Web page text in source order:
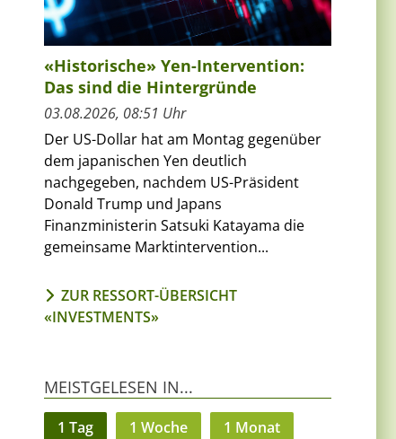
«Historische» Yen-Intervention:
Das sind die Hintergründe
03.08.2026, 08:51 Uhr
Der US-Dollar hat am Montag gegenüber
dem japanischen Yen deutlich
nachgegeben, nachdem US-Präsident
Donald Trump und Japans
Finanzministerin Satsuki Katayama die
gemeinsame Marktintervention...
ZUR RESSORT-ÜBERSICHT
«INVESTMENTS»
MEISTGELESEN IN...
1 Tag 1 Woche 1 Monat